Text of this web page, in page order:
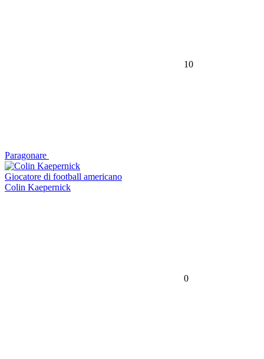
10
Paragonare
Giocatore di football americano
Colin Kaepernick
0